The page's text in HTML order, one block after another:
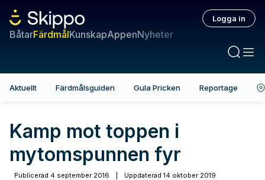
BåtarFärdmålKunskapAppenNyheter
Logga in
Aktuellt Färdmålsguiden Gula Pricken Reportage
Kamp mot toppen i
mytomspunnen fyr
Publicerad 4 september 2016 Uppdaterad 14 oktober 2019